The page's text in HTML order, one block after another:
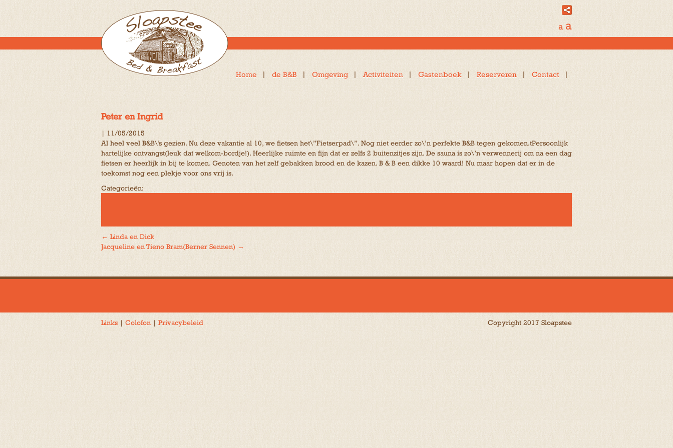
a a
Home de B&B Omgeving Activiteiten Gastenboek Reserveren Contact
Peter en Ingrid
| 11/05/2015
Al heel veel B&B\’s gezien. Nu deze vakantie al 10, we fietsen het\”Fietserpad\”. Nog niet eerder zo\’n perfekte B&B tegen gekomen.tPersoonlijk
hartelijke ontvangst(leuk dat welkom-bordje!). Heerlijke ruimte en fijn dat er zelfs 2 buitenzitjes zijn. De sauna is zo\’n verwennerij om na een dag
fietsen er heerlijk in bij te komen. Genoten van het zelf gebakken brood en de kazen. B & B een dikke 10 waard! Nu maar hopen dat er in de
toekomst nog een plekje voor ons vrij is.
Categorieën:
Bericht
← Linda en Dick
Jacqueline en Tieno Bram(Berner Sennen) →
Links | Colofon | Privacybeleid Copyright 2017 Sloapstee